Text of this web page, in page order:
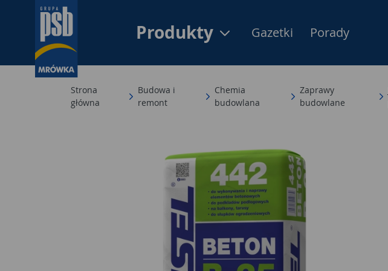
Produkty Gazetki Porady
Strona
główna
Budowa i
remont
Chemia
budowlana
Zaprawy
budowlane